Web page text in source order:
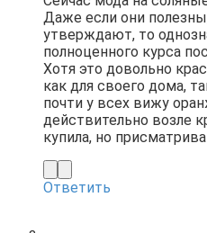
Даже если они
утверждают, то
полноценного курса
Хотя это довольно
как для своего дома,
почти у всех вижу
действительно возле
купила, но
Ответить